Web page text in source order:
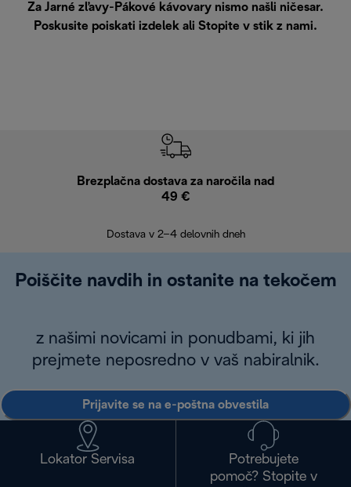
Za Jarné zľavy-Pákové kávovary nismo našli ničesar.
Poskusite poiskati izdelek ali Stopite v stik z nami.
Brezplačna dostava za naročila nad
49 €
Dostava v 2–4 delovnih dneh
Poiščite navdih in ostanite na tekočem
z našimi novicami in ponudbami, ki jih
prejmete neposredno v vaš nabiralnik.
Prijavite se na e-poštna obvestila
Lokator Servisa
Potrebujete
pomoč? Stopite v